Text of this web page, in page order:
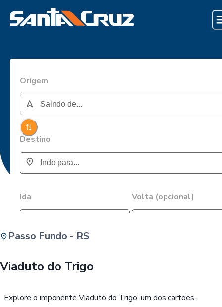
Origem
Destino
Ida Volta (opcional)
Passo Fundo - RS
Viaduto do Trigo
Explore o imponente Viaduto do Trigo, um dos cartões-